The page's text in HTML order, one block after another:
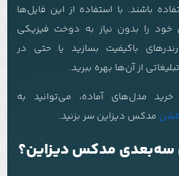
باشند. با استفاده از این فایل‌ها
خود را بدون نیاز به دوخت فیزیکی
باکیفیت بسازید یا حتی در
از آن‌ها بهره ببرید.
مدل‌های آماده، می‌توانید به
فشن مدکس دیزاین سر بزنید.
سه‌بعدی مدکس دیزاین؟